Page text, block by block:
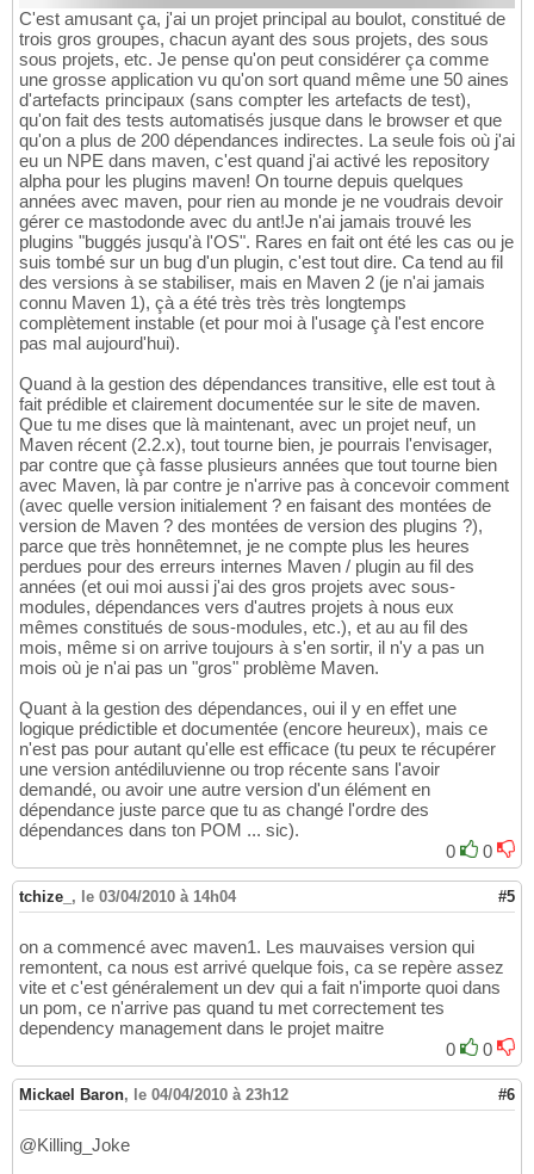
C'est amusant ça, j'ai un projet principal au boulot, constitué de
trois gros groupes, chacun ayant des sous projets, des sous
sous projets, etc. Je pense qu'on peut considérer ça comme
une grosse application vu qu'on sort quand même une 50 aines
d'artefacts principaux (sans compter les artefacts de test),
qu'on fait des tests automatisés jusque dans le browser et que
qu'on a plus de 200 dépendances indirectes. La seule fois où j'ai
eu un NPE dans maven, c'est quand j'ai activé les repository
alpha pour les plugins maven! On tourne depuis quelques
années avec maven, pour rien au monde je ne voudrais devoir
gérer ce mastodonde avec du ant!Je n'ai jamais trouvé les
plugins "buggés jusqu'à l'OS". Rares en fait ont été les cas ou je
suis tombé sur un bug d'un plugin, c'est tout dire. Ca tend au fil
des versions à se stabiliser, mais en Maven 2 (je n'ai jamais
connu Maven 1), çà a été très très très longtemps
complètement instable (et pour moi à l'usage çà l'est encore
pas mal aujourd'hui).
Quand à la gestion des dépendances transitive, elle est tout à
fait prédible et clairement documentée sur le site de maven.
Que tu me dises que là maintenant, avec un projet neuf, un
Maven récent (2.2.x), tout tourne bien, je pourrais l'envisager,
par contre que çà fasse plusieurs années que tout tourne bien
avec Maven, là par contre je n'arrive pas à concevoir comment
(avec quelle version initialement ? en faisant des montées de
version de Maven ? des montées de version des plugins ?),
parce que très honnêtemnet, je ne compte plus les heures
perdues pour des erreurs internes Maven / plugin au fil des
années (et oui moi aussi j'ai des gros projets avec sous-
modules, dépendances vers d'autres projets à nous eux
mêmes constitués de sous-modules, etc.), et au au fil des
mois, même si on arrive toujours à s'en sortir, il n'y a pas un
mois où je n'ai pas un "gros" problème Maven.
Quant à la gestion des dépendances, oui il y en effet une
logique prédictible et documentée (encore heureux), mais ce
n'est pas pour autant qu'elle est efficace (tu peux te récupérer
une version antédiluvienne ou trop récente sans l'avoir
demandé, ou avoir une autre version d'un élément en
dépendance juste parce que tu as changé l'ordre des
dépendances dans ton POM ... sic).
0
0
tchize_ , le 03/04/2010 à 14h04 #5
on a commencé avec maven1. Les mauvaises version qui
remontent, ca nous est arrivé quelque fois, ca se repère assez
vite et c'est généralement un dev qui a fait n'importe quoi dans
un pom, ce n'arrive pas quand tu met correctement tes
dependency management dans le projet maitre
0
0
Mickael Baron, le 04/04/2010 à 23h12 #6
@Killing_Joke